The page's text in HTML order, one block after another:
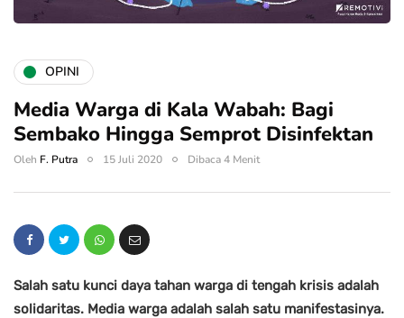
OPINI
Media Warga di Kala Wabah: Bagi
Sembako Hingga Semprot Disinfektan
Oleh F. Putra 15 Juli 2020 Dibaca 4 Menit
Salah satu kunci daya tahan warga di tengah krisis adalah
solidaritas. Media warga adalah salah satu manifestasinya.